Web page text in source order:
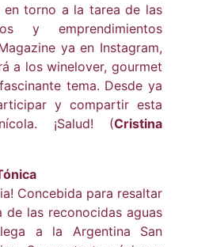
torno a la tarea de las
y emprendimientos
ya en Instagram,
a los winelover, gourmet
tema. Desde ya
y compartir esta
¡Salud! (Cristina
Concebida para resaltar
de las reconocidas aguas
a la Argentina San